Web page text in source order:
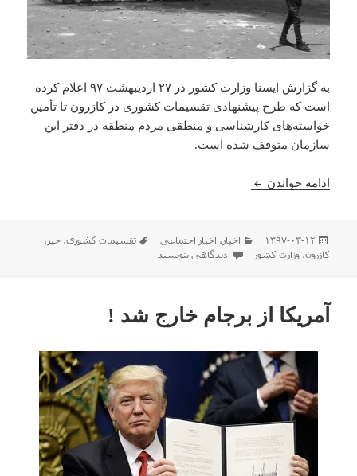
به گزارش ایسنا وزارت کشور در ۲۷ اردیبهشت ۹۷ اعلام کرده
است که طرح پیشنهادی تقسیمات کشوری در کازرون تا تأمین
خواسته‌های کارشناسی و منطقی مردم منطقه در دفتر این
سازمان متوقف شده است.
ادامه خواندن وزارت کشور طرح تقسیمات کشوری در کازرون را
ارسال
شده
۱۳۹۷-۰۳-۱۲ دسته‌ها
اخبار ، اخبار اجتماعی برچسب‌ها
تقسیمات کشوری،خبر ،
کازرون،وزارت کشور برای وزارت کشور طرح تقسیمات کشوری در کازرون را پس
دیدگاهی بنویسید
آمریکا از برجام خارج شد !